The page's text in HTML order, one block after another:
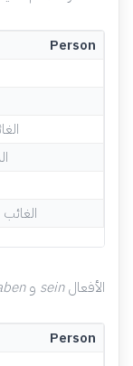
Person
الأفعالsein
Person